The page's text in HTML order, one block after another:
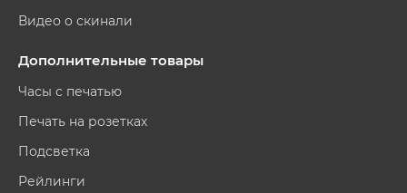
Видео о скинали
Дополнительные товары
Часы с печатью
Печать на розетках
Подсветка
Рейлинги